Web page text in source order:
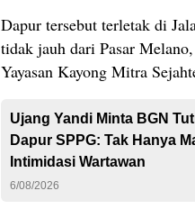
Dapur tersebut terletak di
tidak jauh dari Pasar
Yayasan Kayong Mitra
Ujang Yandi Minta BGN
Dapur SPPG: Tak Hanya
Intimidasi Wartawan
6/08/2026